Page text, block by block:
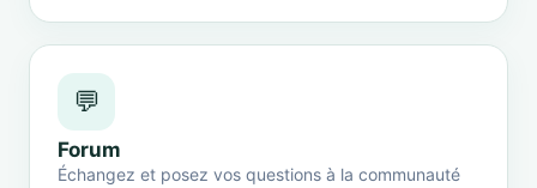
💬
Forum
Échangez et posez vos questions à la communauté